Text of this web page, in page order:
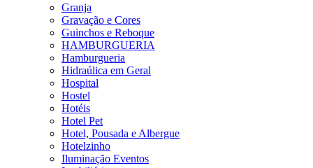
Granja
Gravação e Cores
Guinchos e Reboque
HAMBURGUERIA
Hamburgueria
Hidraúlica em Geral
Hospital
Hostel
Hotéis
Hotel Pet
Hotel, Pousada e Albergue
Hotelzinho
Iluminação Eventos